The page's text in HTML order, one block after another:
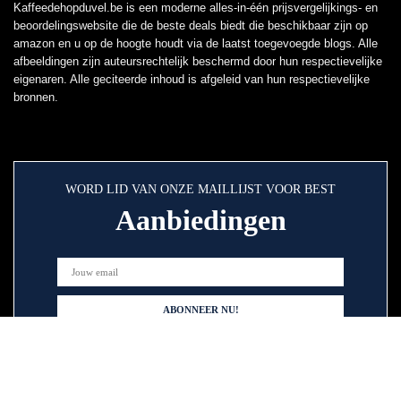
Kaffeedehopduvel.be is een moderne alles-in-één prijsvergelijkings- en
beoordelingswebsite die de beste deals biedt die beschikbaar zijn op
amazon en u op de hoogte houdt via de laatst toegevoegde blogs. Alle
afbeeldingen zijn auteursrechtelijk beschermd door hun respectievelijke
eigenaren. Alle geciteerde inhoud is afgeleid van hun respectievelijke
bronnen.
WORD LID VAN ONZE MAILLIJST VOOR BEST
Aanbiedingen